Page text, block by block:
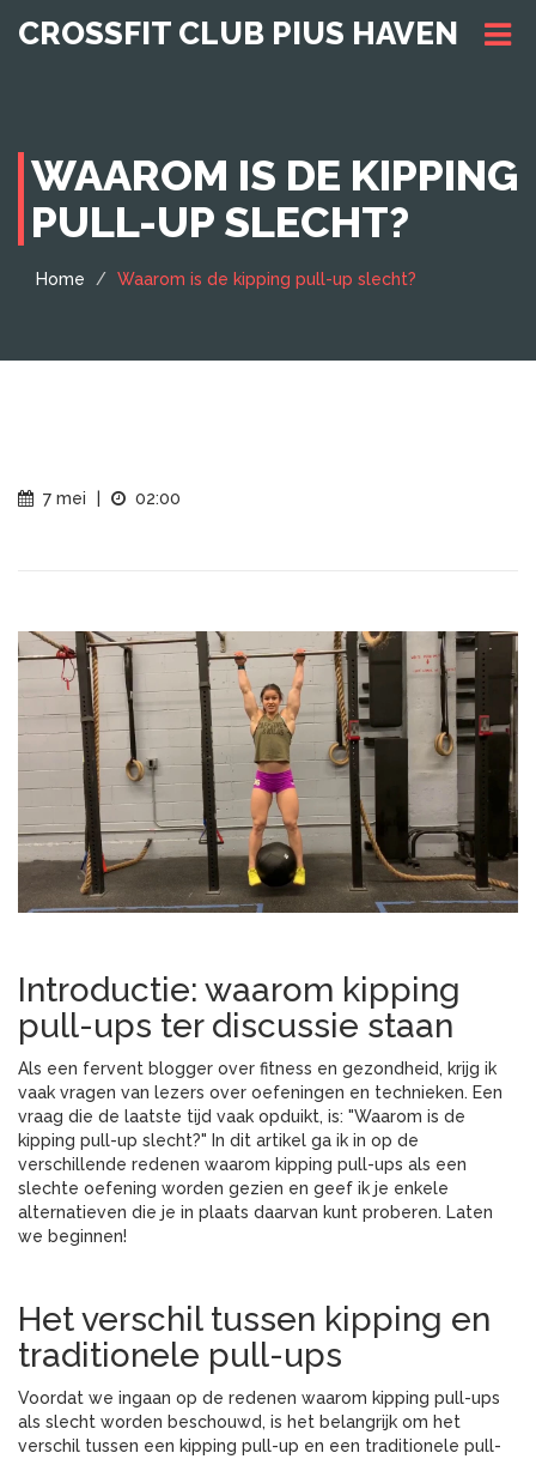
CROSSFIT CLUB PIUS HAVEN
WAAROM IS DE KIPPING
PULL-UP SLECHT?
Home Waarom is de kipping pull-up slecht?
7 mei 02:00
Introductie: waarom kipping
pull-ups ter discussie staan
Als een fervent blogger over fitness en gezondheid, krijg ik
vaak vragen van lezers over oefeningen en technieken. Een
vraag die de laatste tijd vaak opduikt, is: "Waarom is de
kipping pull-up slecht?" In dit artikel ga ik in op de
verschillende redenen waarom kipping pull-ups als een
slechte oefening worden gezien en geef ik je enkele
alternatieven die je in plaats daarvan kunt proberen. Laten
we beginnen!
Het verschil tussen kipping en
traditionele pull-ups
Voordat we ingaan op de redenen waarom kipping pull-ups
als slecht worden beschouwd, is het belangrijk om het
verschil tussen een kipping pull-up en een traditionele pull-